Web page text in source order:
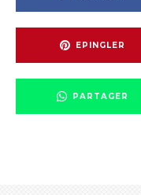
EPINGLER
PARTAGER